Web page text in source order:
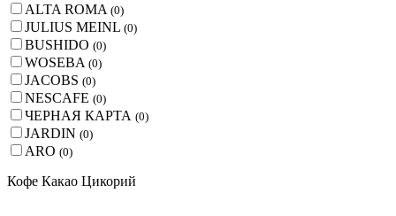
ALTA ROMA (0)
JULIUS MEINL (0)
BUSHIDO (0)
WOSEBA (0)
JACOBS (0)
NESCAFE (0)
ЧЕРНАЯ КАРТА (0)
JARDIN (0)
ARO (0)
Кофе Какао Цикорий